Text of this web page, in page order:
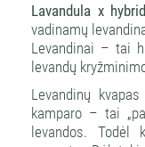
Lavandula x
vadinamų
Levandinai – tai
levandų
Levandinų
kamparo – tai
levandos. Todėl